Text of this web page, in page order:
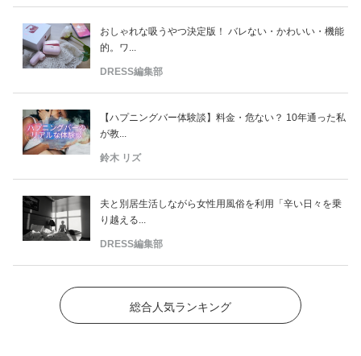
おしゃれな吸うやつ決定版！ バレない・かわいい・機能
的。ワ...
DRESS編集部
【ハプニングバー体験談】料金・危ない？ 10年通った私
が教...
鈴木 リズ
夫と別居生活しながら女性用風俗を利用「辛い日々を乗
り越える...
DRESS編集部
総合人気ランキング